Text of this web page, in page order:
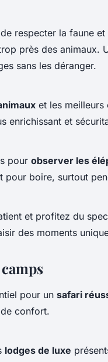
respecter la faune
près des animaux.
sans les déranger.
et les meilleurs
enrichissant et
pour observer les
pour boire, surtout
et profitez du
des moments
pour un safari
confort.
lodges de luxe